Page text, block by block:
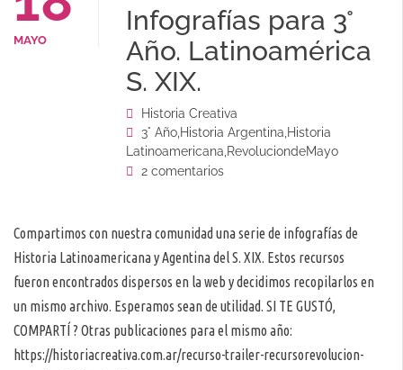
MAYO
Infografías para 3°
Año. Latinoamérica
S. XIX.
Historia Creativa
3° Año,Historia Argentina,Historia
Latinoamericana,RevoluciondeMayo
2 comentarios
Compartimos con nuestra comunidad una serie de infografías de
Historia Latinoamericana y Agentina del S. XIX. Estos recursos
fueron encontrados dispersos en la web y decidimos recopilarlos en
un mismo archivo. Esperamos sean de utilidad. SI TE GUSTÓ,
COMPARTÍ ? Otras publicaciones para el mismo año:
https://historiacreativa.com.ar/recurso-trailer-recursorevolucion-